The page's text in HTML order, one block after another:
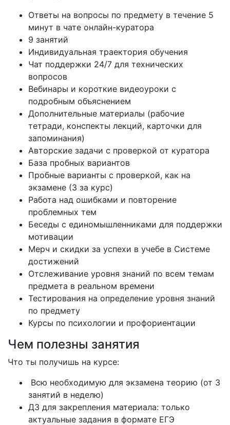
Ответы на вопросы по предмету в течение 5
минут в чате онлайн-куратора
9 занятий
Индивидуальная траектория обучения
Чат поддержки 24/7 для технических
вопросов
Вебинары и короткие видеоуроки с
подробным объяснением
Дополнительные материалы (рабочие
тетради, конспекты лекций, карточки для
запоминания)
Авторские задачи с проверкой от куратора
База пробных вариантов
Пробные варианты с проверкой, как на
экзамене (3 за курс)
Работа над ошибками и повторение
проблемных тем
Беседы с единомышленниками для поддержки
мотивации
Мерч и скидки за успехи в учебе в Системе
достижений
Отслеживание уровня знаний по всем темам
предмета в реальном времени
Тестирования на определение уровня знаний
по предмету
Курсы по психологии и профориентации
Чем полезны занятия
Что ты получишь на курсе:
Всю необходимую для экзамена теорию (от 3
занятий в неделю)
ДЗ для закрепления материала: только
актуальные задания в формате ЕГЭ